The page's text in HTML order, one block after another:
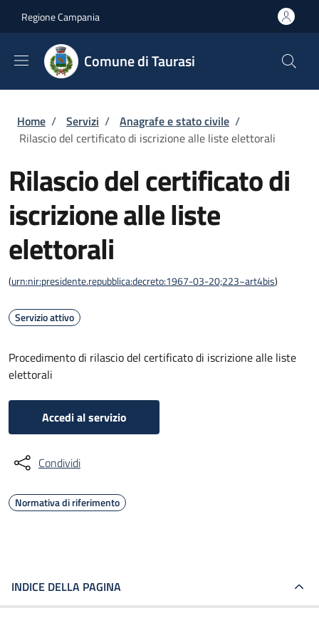
Regione Campania
Comune di Taurasi
Briciole di pane
Home / Servizi / Anagrafe e stato civile /
Rilascio del certificato di iscrizione alle liste elettorali
Rilascio del certificato di
iscrizione alle liste
elettorali
(urn:nir:presidente.repubblica:decreto:1967-03-20;223~art4bis)
Servizio attivo
Procedimento di rilascio del certificato di iscrizione alle liste
elettorali
Accedi al servizio
Condividi
Normativa di riferimento
INDICE DELLA PAGINA